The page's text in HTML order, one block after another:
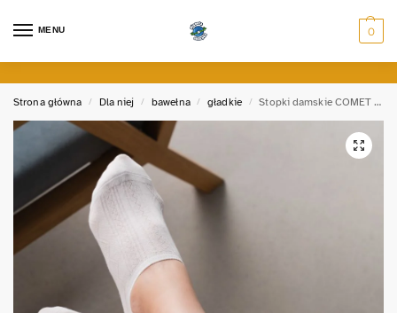
MENU 0
Strona główna / Dla niej / bawełna / gładkie / Stopki damskie COMET 3D